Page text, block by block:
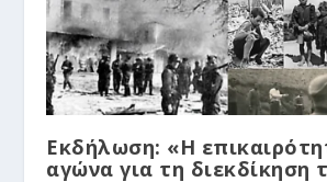
Εκδήλωση: «Η
αγώνα για τη διεκδίκηση